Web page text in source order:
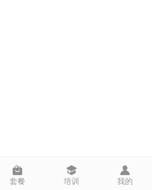
套餐 培训 我的